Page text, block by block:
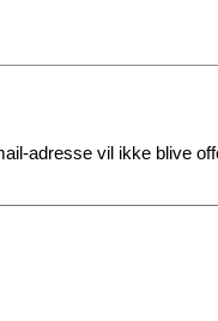
adresse vil ikke blive